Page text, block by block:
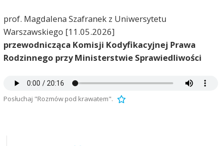
prof. Magdalena Szafranek z Uniwersytetu
Warszawskiego [11.05.2026]
przewodnicząca Komisji Kodyfikacyjnej Prawa
Rodzinnego przy Ministerstwie Sprawiedliwości
Posłuchaj "Rozmów pod krawatem".